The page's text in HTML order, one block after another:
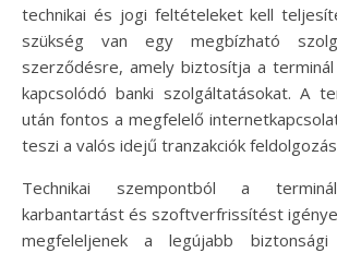
technikai és jogi feltételeket kell
szükség van egy megbízható
szerződésre, amely biztosítja a
kapcsolódó banki szolgáltatásokat. A
után fontos a megfelelő
teszi a valós idejű tranzakciók
Technikai szempontból a
karbantartást és szoftverfrissítést
megfeleljenek a legújabb biztonsági